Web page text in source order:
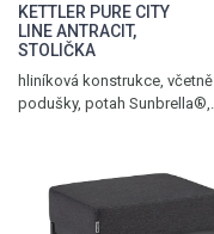
KETTLER PURE CITY
LINE ANTRACIT,
STOLIČKA
hliníková konstrukce, včetně
podušky, potah Sunbrella®,